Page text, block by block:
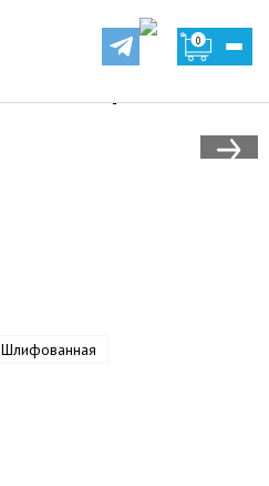
0
Регулятор подачи воздуха
Шлифованная